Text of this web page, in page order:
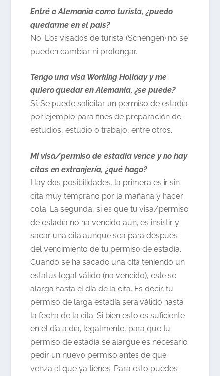
Entré a Alemania como turista, ¿puedo
quedarme en el país?
No. Los visados de turista (Schengen) no se
pueden cambiar ni prolongar.
Tengo una visa Working Holiday y me
quiero quedar en Alemania, ¿se puede?
Sí. Se puede solicitar un permiso de estadía
por ejemplo para fines de preparación de
estudios, estudio o trabajo, entre otros.
Mi visa/permiso de estadía vence y no hay
citas en extranjería, ¿qué hago?
Hay dos posibilidades, la primera es ir sin
cita muy temprano por la mañana y hacer
cola. La segunda, si es que tu visa/permiso
de estadía no ha vencido aún, es insistir y
sacar una cita aunque sea para después
del vencimiento de tu permiso de estadía.
Cuando se ha sacado una cita teniendo un
estatus legal válido (no vencido), este se
alarga hasta el día de la cita. Es decir, tu
permiso de larga estadía será válido hasta
la fecha de la cita. Si bien esto es suficiente
en el día a día, legalmente, para que tu
permiso de estadía se alargue es necesario
pedir un nuevo permiso antes de que
venza el que ya tienes. Para esto puedes